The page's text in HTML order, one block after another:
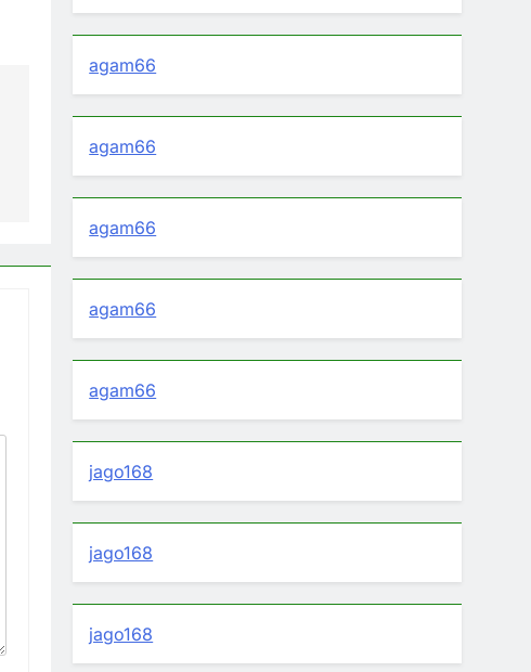
agam66
agam66
agam66
agam66
agam66
jago168
jago168
jago168